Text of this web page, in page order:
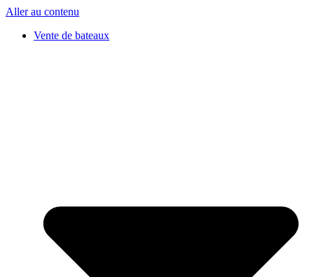
Aller au contenu
Vente de bateaux